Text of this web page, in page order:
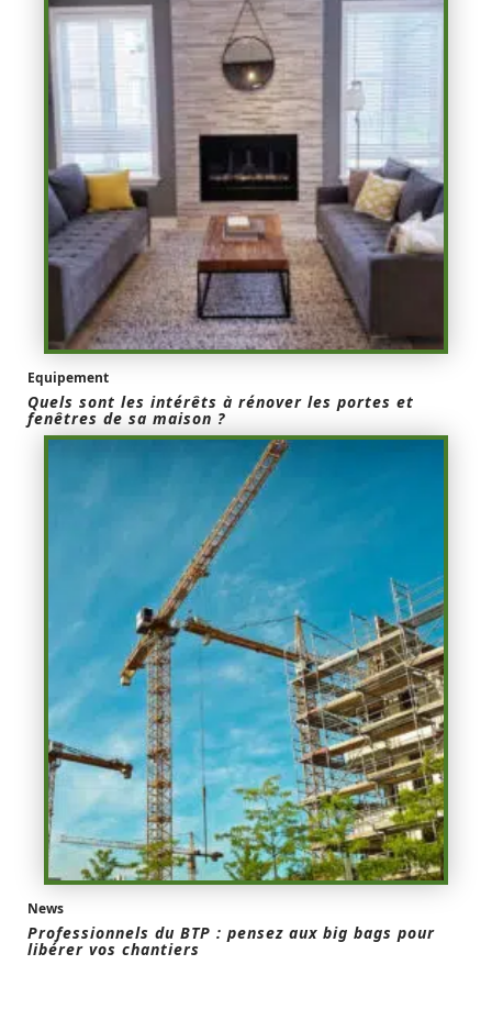
Equipement
Quels sont les intérêts à rénover les portes et
fenêtres de sa maison ?
News
Professionnels du BTP : pensez aux big bags pour
libérer vos chantiers